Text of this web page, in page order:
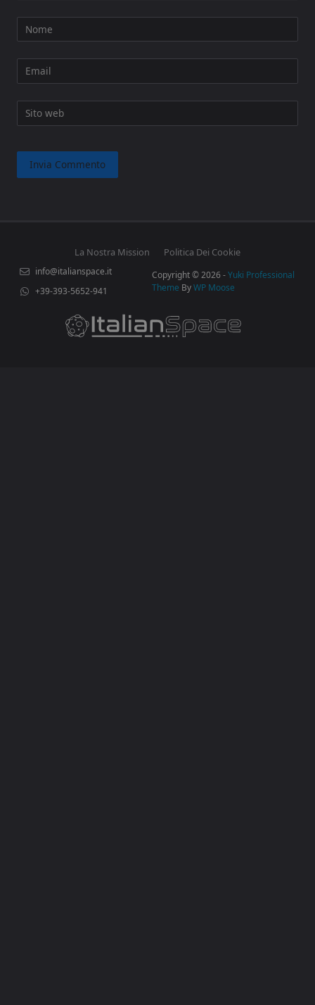
Nome
Email
Sito web
La Nostra Mission Politica Dei Cookie
info@italianspace.it
+39-393-5652-941
Copyright © 2026 -Yuki Professional
Theme ByWP Moose